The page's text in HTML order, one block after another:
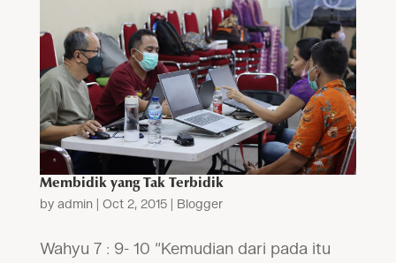
Membidik yang Tak Terbidik
by admin| Oct 2, 2015| Blogger
Wahyu 7 : 9- 10 “Kemudian dari pada itu